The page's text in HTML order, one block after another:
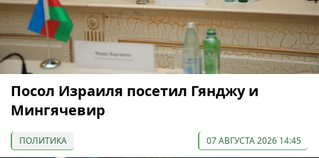
Посол Израиля посетил Гянджу и
Мингячевир
ПОЛИТИКА 07 АВГУСТА 2026 14:45